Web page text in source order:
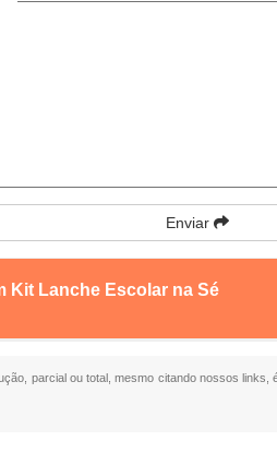
Enviar
Kit Lanche Escolar na Sé
parcial ou total, mesmo citando nossos